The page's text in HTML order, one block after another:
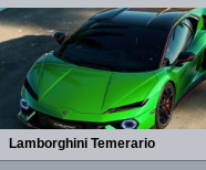
Lamborghini Temerario